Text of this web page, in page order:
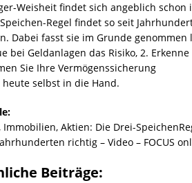
Weisheit findet sich angeblich
Regel findet so seit
Dabei fasst sie im Grunde
bei Geldanlagen das Risiko, 2.
Sie Ihre Vermögenssicherung
heute selbst in die Hand.
Immobilien, Aktien: Die Drei-
richtig – Video – FOCUS
Beiträge: